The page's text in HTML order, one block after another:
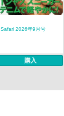
Safari 2026年9月号
購入